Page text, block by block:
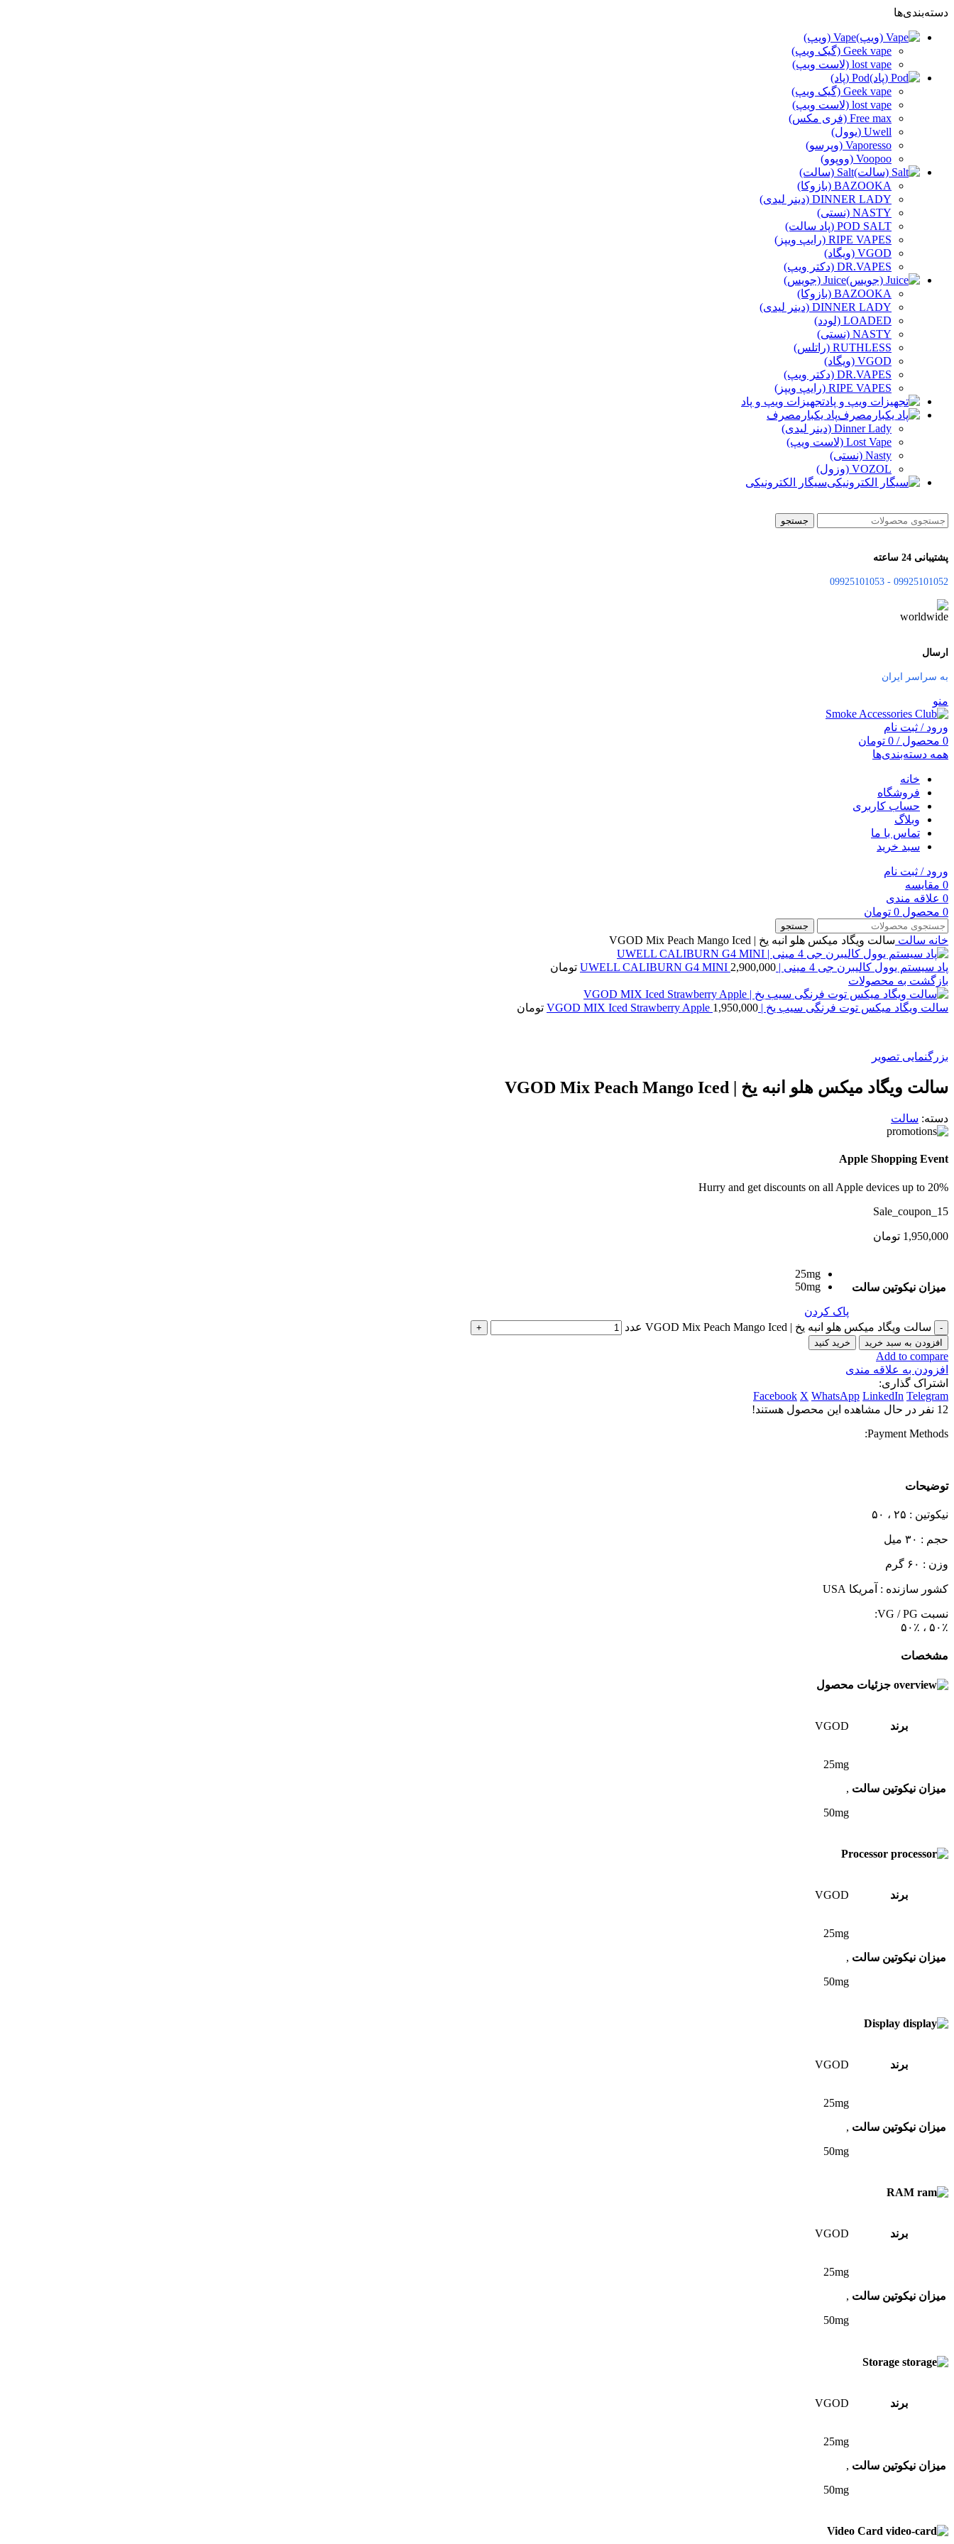
دسته‌بندی‌ها
Vape (ویپ)
Geek vape (گیک ویپ)
lost vape (لاست ویپ)
Pod (پاد)
Geek vape (گیک ویپ)
lost vape (لاست ویپ)
Free max (فری مکس)
Uwell (یوول)
Vaporesso (وپرسو)
Voopoo (ووپوو)
Salt (سالت)
BAZOOKA (بازوکا)
DINNER LADY (دینر لیدی)
NASTY (نستی)
POD SALT (پاد سالت)
RIPE VAPES (رایپ ویپز)
VGOD (ویگاد)
DR.VAPES (دکتر ویپ)
Juice (جویس)
BAZOOKA (بازوکا)
DINNER LADY (دینر لیدی)
LOADED (لودد)
NASTY (نستی)
RUTHLESS (راتلس)
VGOD (ویگاد)
DR.VAPES (دکتر ویپ)
RIPE VAPES (رایپ ویپز)
تجهیزات ویپ و پاد
پاد یکبارمصرف
Dinner Lady (دینر لیدی)
Lost Vape (لاست ویپ)
Nasty (نستی)
VOZOL (وزول)
سیگار الکترونیکی
جستجو
پشتیبانی 24 ساعته
09925101052 - 09925101053
ارسال
به سراسر ایران
منو
ورود / ثبت نام
0 محصول /
0 تومان
همه دسته‌بندی‌ها
خانه
فروشگاه
حساب کاربری
وبلاگ
تماس با ما
سبد خرید
ورود / ثبت نام
0 مقایسه
0 علاقه مندی
0 محصول 0 تومان
جستجو
خانه سالت سالت ویگاد میکس هلو انبه یخ | VGOD Mix Peach Mango Iced
پاد سیستم یوول کالیبرن جی 4 مینی | UWELL CALIBURN G4 MINI 2,900,000
تومان
بازگشت به محصولات
سالت ویگاد میکس توت فرنگی سیب یخ | VGOD MIX Iced Strawberry Apple 1,950,000 تومان
بزرگنمایی تصویر
سالت ویگاد میکس هلو انبه یخ | VGOD Mix Peach Mango Iced
دسته: سالت
Apple Shopping Event
Hurry and get discounts on all Apple devices up to 20%
Sale_coupon_15
1,950,000 تومان
میزان نیکوتین سالت
25mg
50mg
پاک کردن
سالت ویگاد میکس هلو انبه یخ | VGOD Mix Peach Mango Iced عدد
افزودن به سبد خرید خرید کنید
Add to compare
افزودن به علاقه مندی
اشتراک گذاری:
Facebook X WhatsApp LinkedIn Telegram
12 نفر در حال مشاهده این محصول هستند!
Payment Methods:
توضیحات
نیکوتین : ۲۵ ، ۵۰
حجم : ۳۰ میل
وزن : ۶۰ گرم
کشور سازنده : آمریکا USA
نسبت VG / PG:
۵۰٪ ، ۵۰٪
مشخصات
جزئیات محصول
برند VGOD
میزان نیکوتین سالت
25mg
,
50mg
Processor
برند VGOD
میزان نیکوتین سالت
25mg
,
50mg
Display
برند VGOD
میزان نیکوتین سالت
25mg
,
50mg
RAM
برند VGOD
میزان نیکوتین سالت
25mg
,
50mg
Storage
برند VGOD
میزان نیکوتین سالت
25mg
,
50mg
Video Card